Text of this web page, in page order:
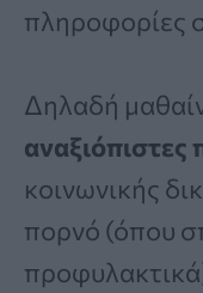
πληροφορίες
Δηλαδή
αναξιόπιστες
κοινωνικής
πορνό (όπου